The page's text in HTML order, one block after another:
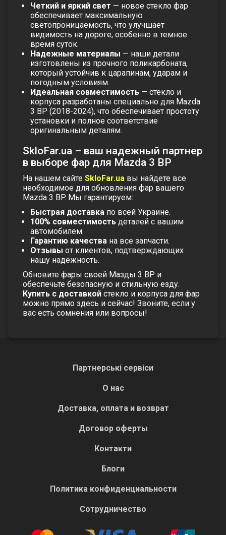
Четкий и яркий свет — новое стекло фар
обеспечивает максимальную
светопроницаемость, что улучшает
видимость на дороге, особенно в темное
время суток.
Надежные материалы — наши детали
изготовлены из прочного поликарбоната,
который устойчив к царапинам, ударам и
погодным условиям.
Идеальная совместимость — стекло и
корпуса разработаны специально для Mazda
3 BP (2018-2024), что обеспечивает простоту
установки и полное соответствие
оригинальным деталям.
SkloFar.ua – ваш надежный партнер
в выборе фар для Mazda 3 BP
На нашем сайте SkloFar.ua вы найдете все
необходимое для обновления фар вашего
Mazda 3 BP. Мы гарантируем:
Быстрая доставка по всей Украине.
100% совместимость деталей с вашим
автомобилем.
Гарантию качества на все запчасти.
Отзывы от клиентов, подтверждающих
нашу надежность.
Обновите фары своей Мазды 3 ВР и
обеспечьте безопасную и стильную езду.
Купить с доставкой стекло и корпуса для фар
можно прямо здесь и сейчас! Звоните, если у
вас есть сомнения или вопросы!
Партнерські сервіси
О нас
Доставка, оплата и возврат
Договор оферты
Контакти
Блоги
Политика конфиденциальности
Сотрудничество